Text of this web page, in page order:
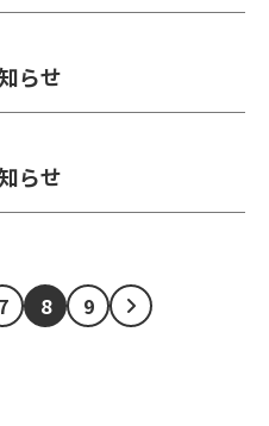
らせ
らせ
7 8 9